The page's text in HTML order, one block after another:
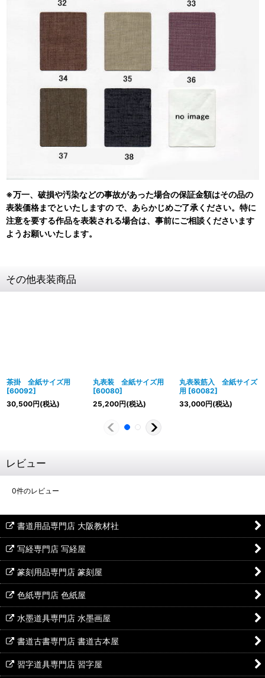
※万一、破損や汚染などの事故があった場合の保証金額はその品の
表装価格までといたしますの で、あらかじめご了承ください。特に
注意を要する作品を表装される場合は、事前にご相談くださいます
ようお願いいたします。
その他表装商品
茶掛 全紙サイズ用
[60092]
30,500円(税込)
丸表装 全紙サイズ用
[60080]
25,200円(税込)
丸表装筋入 全紙サイズ
用 [60082]
33,000円(税込)
レビュー
0件のレビュー
書道用品専門店 大阪教材社
写経専門店 写経屋
篆刻用品専門店 篆刻屋
色紙専門店 色紙屋
水墨道具専門店 水墨画屋
書道古書専門店 書道古本屋
習字道具専門店 習字屋